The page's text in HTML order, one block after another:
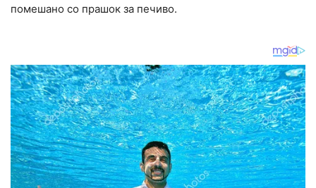
помешано со прашок за печиво.